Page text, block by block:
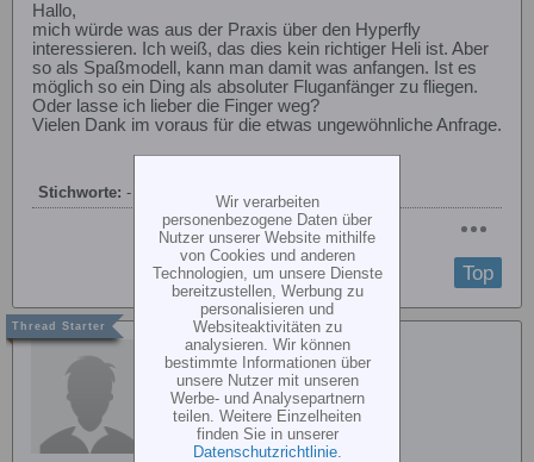
Hallo,
mich würde was aus der Praxis über den Hyperfly
interessieren. Ich weiß, das dies kein richtiger Heli ist. Aber
so als Spaßmodell, kann man damit was anfangen. Ist es
möglich so ein Ding als absoluter Fluganfänger zu fliegen.
Oder lasse ich lieber die Finger weg?
Vielen Dank im voraus für die etwas ungewöhnliche Anfrage.
Stichworte: -
Top
Uli Haslinde
Wir verarbeiten
personenbezogene Daten über
Nutzer unserer Website mithilfe
von Cookies und anderen
Technologien, um unsere Dienste
bereitzustellen, Werbung zu
personalisieren und
Websiteaktivitäten zu
analysieren. Wir können
bestimmte Informationen über
unsere Nutzer mit unseren
Werbe- und Analysepartnern
teilen. Weitere Einzelheiten
finden Sie in unserer
Datenschutzrichtlinie.